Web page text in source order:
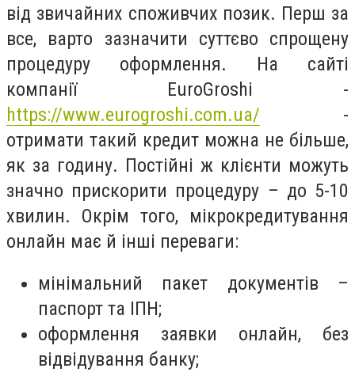
від звичайних споживчих позик. Перш за
все, варто зазначити суттєво спрощену
процедуру оформлення. На сайті
компанії EuroGroshi -
https://www.eurogroshi.com.ua/ -
отримати такий кредит можна не більше,
як за годину. Постійні ж клієнти можуть
значно прискорити процедуру – до 5-10
хвилин. Окрім того, мікрокредитування
онлайн має й інші переваги:
мінімальний пакет документів –
паспорт та ІПН;
оформлення заявки онлайн, без
відвідування банку;